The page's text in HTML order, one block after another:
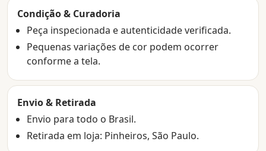
Condição & Curadoria
Peça inspecionada e autenticidade verificada.
Pequenas variações de cor podem ocorrer
conforme a tela.
Envio & Retirada
Envio para todo o Brasil.
Retirada em loja: Pinheiros, São Paulo.